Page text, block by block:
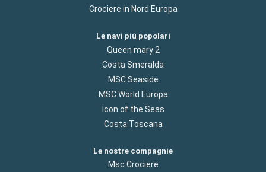
Crociere in Nord Europa
Le navi più popolari
Queen mary 2
Costa Smeralda
MSC Seaside
MSC World Europa
Icon of the Seas
Costa Toscana
Le nostre compagnie
Msc Crociere